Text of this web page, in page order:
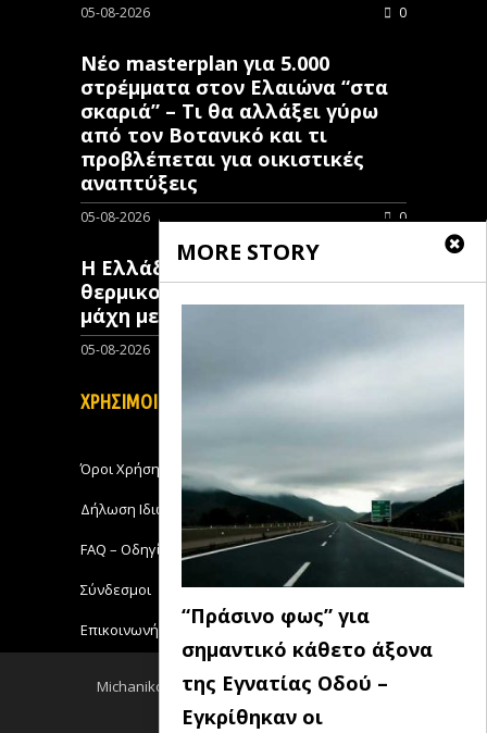
MORE STORY
“Πράσινο φως” για
σημαντικό κάθετο άξονα
της Εγνατίας Οδού –
Εγκρίθηκαν οι
05-08-2026 0
Νέο masterplan για 5.000
στρέμματα στον Ελαιώνα “στα
σκαριά” – Τι θα αλλάξει γύρω
από τον Βοτανικό και τι
προβλέπεται για οικιστικές
αναπτύξεις
05-08-2026 0
Η Ελλάδα επιστρατεύει
θερμικούς δορυφόρους στη
μάχη με τις πυρκαγιές
05-08-2026
ΧΡΗΣΙΜΟΙ ΣΥΝΔΕΣΜΟΙ
Όροι Χρήσης
Δήλωση Ιδιωτικότητας
FAQ – Οδηγίες Χρήσης
Σύνδεσμοι
Επικοινωνήστε με το Michanikos-Online
Michanikos-Online 2018 - All Rights Reserved
Back to top